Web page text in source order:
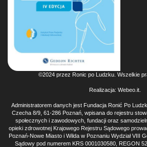
©2024 przez Ronic po Ludzku. Wszelkie
Realizacja: Webeo.it.
Administratorem danych jest Fundacja Ronić Po
Czecha 8/9, 61-286 Poznań, wpisana do rejestru
społecznych i zawodowych, fundacji oraz
opieki zdrowotnej Krajowego Rejestru Sądowego
Poznań-Nowe Miasto i Wilda w Poznaniu Wydział VIII
Sądowy pod numerem KRS 0001030580, REGON